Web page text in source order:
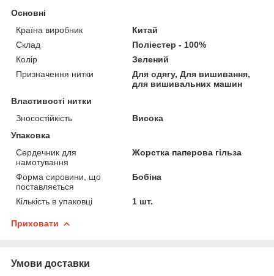
Основні
Країна виробник
Китай
Склад
Поліестер - 100%
Колір
Зелений
Призначення нитки
Для одягу, Для вишивання,
для вишивальних машин
Властивості нитки
Зносостійкість
Висока
Упаковка
Сердечник для
намотування
Жорстка паперова гільза
Форма сировини, що
поставляється
Бобіна
Кількість в упаковці 1 шт.
Приховати
Умови доставки